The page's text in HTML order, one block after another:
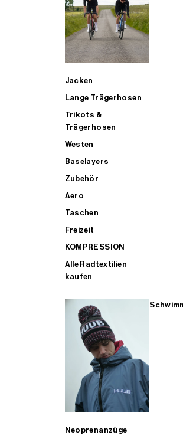
Jacken
Lange Trägerhosen
Trikots &
Trägerhosen
Westen
Baselayers
Zubehör
Aero
Taschen
Freizeit
KOMPRESSION
Alle Radtextilien
kaufen
Neoprenanzüge
ALLE TRIATHLONARTIKEL FÜR